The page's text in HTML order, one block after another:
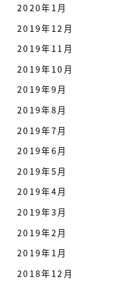
2020年1月
2019年12月
2019年11月
2019年10月
2019年9月
2019年8月
2019年7月
2019年6月
2019年5月
2019年4月
2019年3月
2019年2月
2019年1月
2018年12月